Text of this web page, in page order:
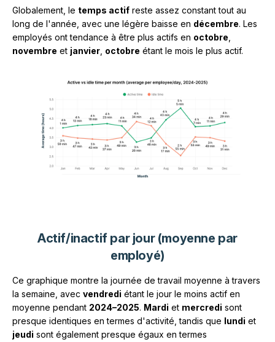
Globalement, le temps actif reste assez constant tout au
long de l'année, avec une légère baisse en décembre. Les
employés ont tendance à être plus actifs en octobre
novembre et janvier octobre étant le mois le plus actif.
Actif/inactif par jour (moyenne par
employé)
Ce graphique montre la journée de travail moyenne à travers
la semaine, avec vendredi étant le jour le moins actif en
moyenne pendant 2024–2025. Mardi et mercredi sont
presque identiques en termes d'activité, tandis que lundi et
jeudi sont également presque égaux en termes